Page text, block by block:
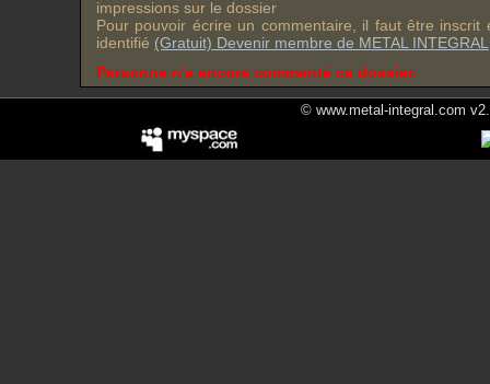
impressions sur le dossier
Pour pouvoir écrire un commentaire, il faut être
identifié (Gratuit) Devenir membre de METAL INTEGRAL
Personne n'a encore commenté ce dossier.
© www.metal-integral.com